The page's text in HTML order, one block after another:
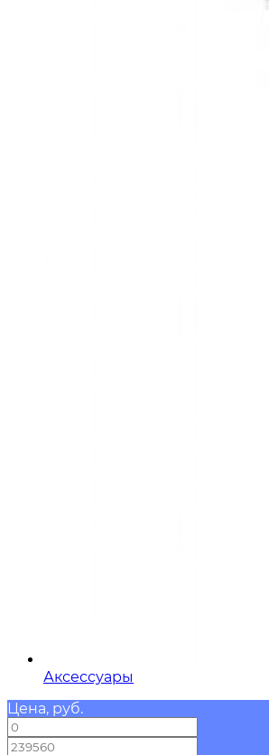
Аксессуары
Цена, руб.